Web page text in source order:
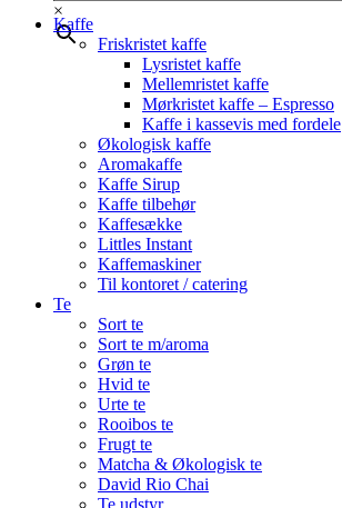
×
Kaffe
Friskristet kaffe
Lysristet kaffe
Mellemristet kaffe
Mørkristet kaffe – Espresso
Kaffe i kassevis med fordele
Økologisk kaffe
Aromakaffe
Kaffe Sirup
Kaffe tilbehør
Kaffesække
Littles Instant
Kaffemaskiner
Til kontoret / catering
Te
Sort te
Sort te m/aroma
Grøn te
Hvid te
Urte te
Rooibos te
Frugt te
Matcha & Økologisk te
David Rio Chai